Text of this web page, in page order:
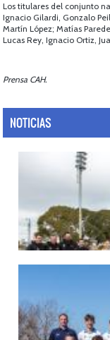
Los titulares del conjunto
Ignacio Gilardi, Gonzalo
Martín López; Matías
Lucas Rey, Ignacio Ortiz,
Prensa CAH.
NOTICIAS
07/08/2026
LAS LEONAS LISTAS